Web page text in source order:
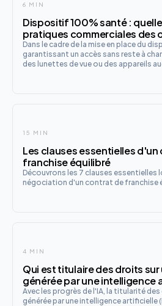
6 MIN
Dispositif 100% santé :
pratiques commerciales des
audioprothésistes et
Dans le cadre de la mise en place du
garantissant un accès sans reste à
des lunettes de vue ou des appareils
15 MIN
Les clauses essentielles
franchise équilibré
Découvrons les 7 clauses essentielles
négociation d'un contrat de franchise
4 MIN
Qui est titulaire des droits
générée par une intelligence
Avec les progrès de l'IA, la titularité
générée par une intelligence artificielle